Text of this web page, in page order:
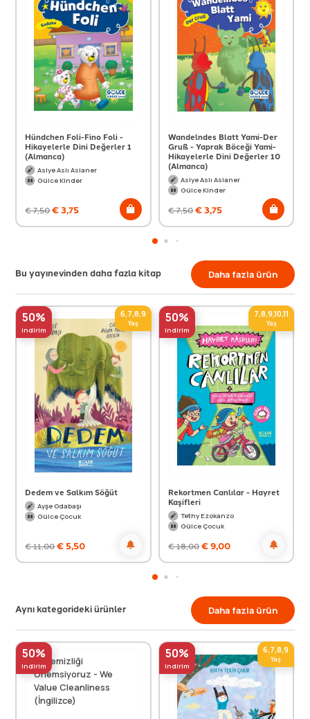
Hündchen Foli-Fino Foli -
Hikayelerle Dini Değerler 1
(Almanca)
Asiye Aslı Aslaner
Gülce Kinder
€7,50€ 3,75
Wandelndes Blatt Yami-Der
Gruß - Yaprak Böceği Yami-
Hikayelerle Dini Değerler 10
(Almanca)
Asiye Aslı Aslaner
Gülce Kinder
€7,50€3,75
Bu yayınevinden daha fazla kitap Daha fazla ürün
50%
indirim
6,7,8,9
Yaş
Dedem ve Salkım Söğüt
Ayşe Odabaşı
Gülce Çocuk
€11,00€ 5,50
50%
indirim
7,8,9,10,11
Yaş
Rekortmen Canlılar - Hayret
Kaşifleri
Tethy Ezokanzo
Gülce Çocuk
€18,00€9,00
Aynı kategorideki ürünler Daha fazla ürün
50%
indirim
50%
indirim
6,7,8,9
Yaş